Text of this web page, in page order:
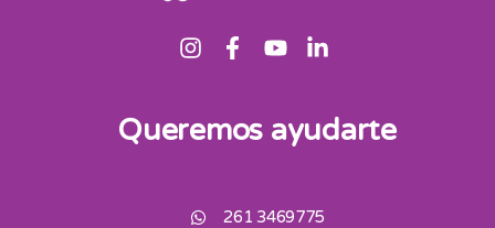
Queremos ayudarte
261 3469775